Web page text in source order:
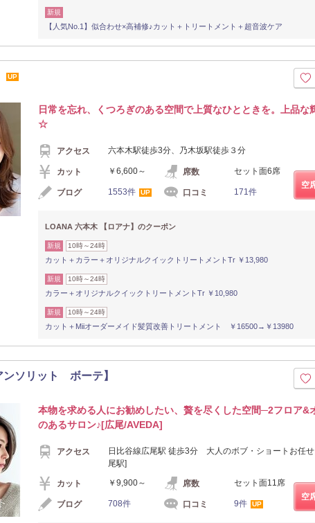
新規
【人気No.1】似合わせ×高補修♪カット＋トリートメント＋超音波ケア
UP
日常を忘れ、くつろぎのある空間で上質なひとときを。上品な
☆
アクセス 六本木駅徒歩3分、乃木坂駅徒歩３分
カット ￥6,600～ 席数 セット面6席
ブログ 1553件 UP 口コミ 171件
空
LOANA 六本木 【ロアナ】のクーポン
新規 10時～24時
カット＋カラー＋オリジナルクイックトリートメントTr ￥13,980
新規 10時～24時
カラー＋オリジナルクイックトリートメントTr ￥10,980
新規 10時～24時
カット＋Miiオーダーメイド髪質改善トリートメント ￥16500→￥13980
ソリット ボーテ】
本物を求める人にお勧めしたい、贅を尽くした空間─2フロア&
のあるサロン♪[広尾/AVEDA]
アクセス
日比谷線広尾駅 徒歩3分 大人のボブ・ショートお任
尾駅]
カット ￥9,900～ 席数 セット面11席
ブログ 708件 口コミ 9件 UP
空